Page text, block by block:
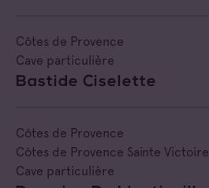
Côtes de Provence
Cave particulière
Bastide Ciselette
Côtes de Provence
Côtes de Provence Sainte Victoire
Cave particulière